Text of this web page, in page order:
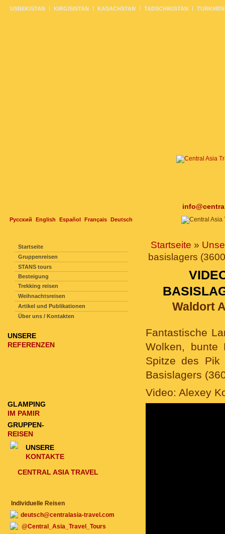
Русский English Español Français Deutsch
USBEKISTAN KIRGISISTAN KASACHSTAN TADSCHIKISTAN
Startseite »
basislagers
Waldort
Fantastische
Wolken, bunte
Spitze des Pik
Basislagers
Video: Alexey
Startseite
Gruppenreisen
STANS tours
Besteigung
Trekking reisen
Weihnachtsreisen
Artikel und Publikationen
Über uns / Kontakten
UNSERE
REFERENZEN
GLAMPING
IM PAMIR
GRUPPEN-
REISEN
UNSERE
KONTAKTE
CENTRAL ASIA TRAVEL
Individuelle Reisen
deutsch@centralasia-travel.com
@Central_Asia_Travel_Tours